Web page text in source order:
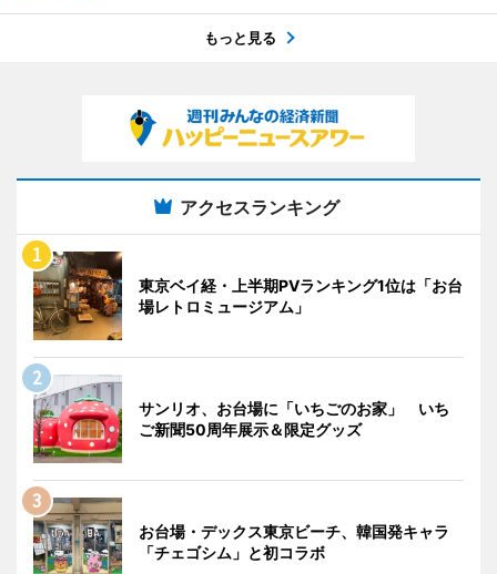
もっと見る
アクセスランキング
東京ベイ経・上半期PVランキング1位は「お台
場レトロミュージアム」
サンリオ、お台場に「いちごのお家」 いち
ご新聞50周年展示＆限定グッズ
お台場・デックス東京ビーチ、韓国発キャラ
「チェゴシム」と初コラボ